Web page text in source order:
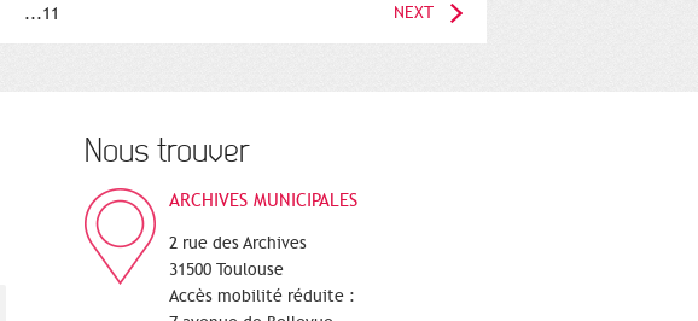
...11 NEXT
Nous trouver
ARCHIVES MUNICIPALES
2 rue des Archives
31500 Toulouse
Accès mobilité réduite :